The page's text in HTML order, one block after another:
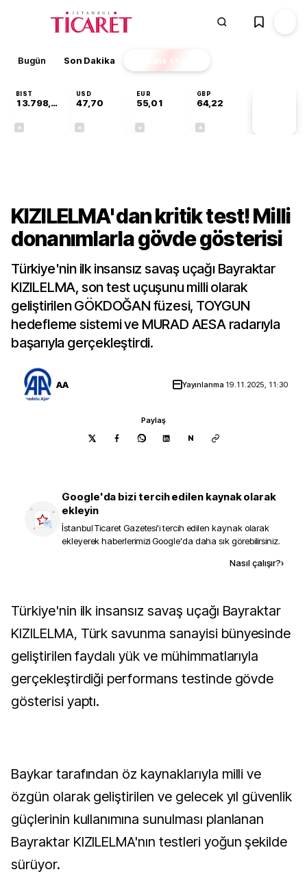
Bugün Son Dakika Finans EKSTRA
BIST
13.798,82
USD
47,70
EUR
55,01
GBP
64,22
KIZILELMA'dan kritik test! Milli
donanımlarla gövde gösterisi
Türkiye'nin ilk insansız savaş uçağı Bayraktar
KIZILELMA, son test uçuşunu milli olarak
geliştirilen GÖKDOĞAN füzesi, TOYGUN
hedefleme sistemi ve MURAD AESA radarıyla
başarıyla gerçekleştirdi.
AA Yayınlanma 19.11.2025, 11:30
Paylaş
N
Google'da bizi tercih edilen kaynak olarak
ekleyin
İstanbul Ticaret Gazetesi'i tercih edilen kaynak olarak
ekleyerek haberlerimizi Google'da daha sık görebilirsiniz.
Nasıl çalışır?›
Türkiye'nin ilk insansız savaş uçağı Bayraktar
KIZILELMA, Türk savunma sanayisi bünyesinde
geliştirilen faydalı yük ve mühimmatlarıyla
gerçekleştirdiği performans testinde gövde
gösterisi yaptı.
Baykar tarafından öz kaynaklarıyla milli ve
özgün olarak geliştirilen ve gelecek yıl güvenlik
güçlerinin kullanımına sunulması planlanan
Bayraktar KIZILELMA'nın testleri yoğun şekilde
sürüyor.